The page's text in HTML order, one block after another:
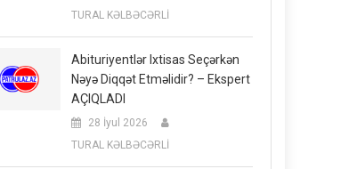
TURAL KƏLBƏCƏRLİ
Abituriyentlər Ixtisas Seçərkən
Nəyə Diqqət Etməlidir? – Ekspert
AÇIQLADI
28 İyul 2026
TURAL KƏLBƏCƏRLİ